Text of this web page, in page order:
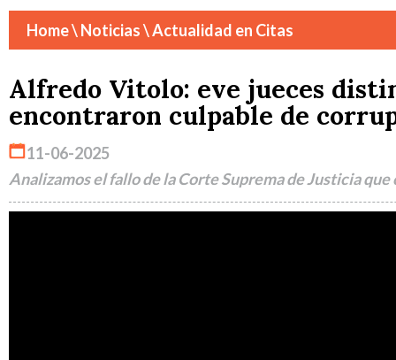
Home\ Noticias \ Actualidad en Citas
Alfredo Vitolo: eve jueces
encontraron culpable de
11-06-2025
Analizamos el fallo de la Corte Suprema de Justicia